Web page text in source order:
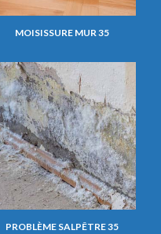
MOISISSURE MUR 35
PROBLÈME SALPÊTRE 35